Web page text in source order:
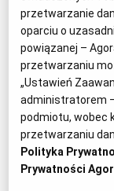
Od ponad 18
miejscach
całym
zobaczyć w
w "la
"National
English i CNN.
telewizją TVN,
przetwarzanie
oparciu o
powiązanej –
przetwarzaniu
„Ustawień
administratorem
podmiotu, wobec
przetwarzaniu
Polityka
Prywatności